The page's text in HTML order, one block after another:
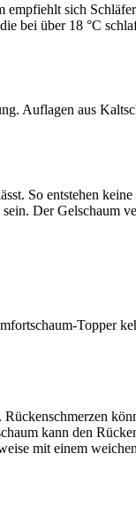
sich
bei über 18 °C
Auflagen aus
So entstehen
Der Gelschaum
Topper
kann den
mit einem